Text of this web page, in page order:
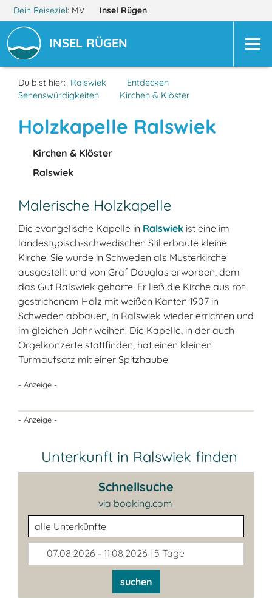
Dein Reiseziel: MV Insel Rügen
INSEL RÜGEN
Du bist hier: Ralswiek
Entdecken
Sehenswürdigkeiten
Kirchen & Klöster
Holzkapelle Ralswiek
Kirchen & Klöster
Ralswiek
Malerische Holzkapelle
Die evangelische Kapelle in Ralswiek ist eine im
landestypisch-schwedischen Stil erbaute kleine
Kirche. Sie wurde in Schweden als Musterkirche
ausgestellt und von Graf Douglas erworben, dem
das Gut Ralswiek gehörte. Er ließ die Kirche aus rot
gestrichenem Holz mit weißen Kanten 1907 in
Schweden abbauen, in Ralswiek wieder errichten und
im gleichen Jahr weihen. Die Kapelle, in der auch
Orgelkonzerte stattfinden, hat einen kleinen
Turmaufsatz mit einer Spitzhaube.
- Anzeige -
- Anzeige -
Unterkunft in Ralswiek finden
Schnellsuche
via booking.com
Unterkunftsart
07.08.2026 - 11.08.2026 | 5 Tage
suchen